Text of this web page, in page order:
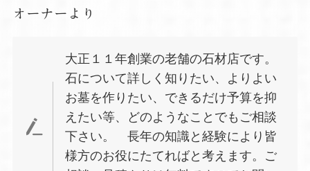
オーナーより
大正１１年創業の老舗の石材店です。
石について詳しく知りたい、よりよい
お墓を作りたい、できるだけ予算を抑
えたい等、どのようなことでもご相談
下さい。 長年の知識と経験により皆
様方のお役にたてればと考えます。ご